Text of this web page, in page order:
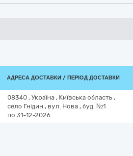
АДРЕСА ДОСТАВКИ / ПЕРІОД ДОСТАВКИ
08340 , Україна , Київська область ,
село Гнідин , вул. Нова , буд. №1
по 31-12-2026